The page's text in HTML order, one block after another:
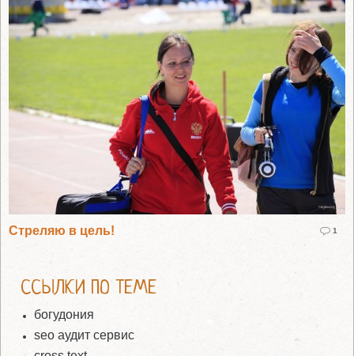
Стреляю в цель! 1
ССЫЛКИ ПО ТЕМЕ
богудония
seo аудит сервис